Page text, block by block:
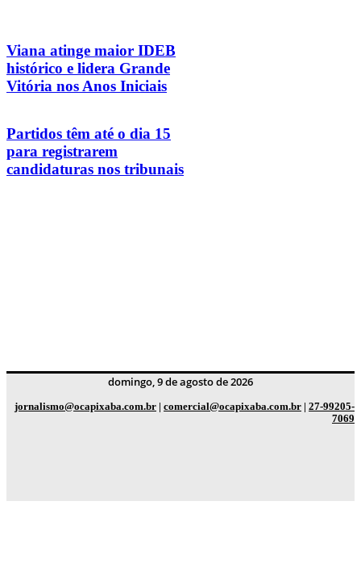
Viana atinge maior IDEB
histórico e lidera Grande
Vitória nos Anos Iniciais
Partidos têm até o dia 15
para registrarem
candidaturas nos tribunais
domingo, 9 de agosto de 2026
jornalismo@ocapixaba.com.br | comercial@ocapixaba.com.br | 27-99205-
7069